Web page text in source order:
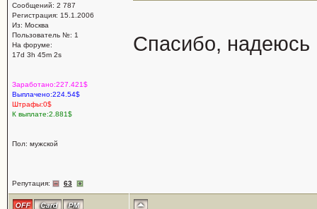
Сообщений: 2 787
Регистрация: 15.1.2006
Из: Москва
Пользователь №: 1
На форуме:
17d 3h 45m 2s
Заработано:227.421$
Выплачено:224.54$
Штрафы:0$
К выплате:2.881$
Пол: мужской
Репутация: 63
Спасибо, надеюсь